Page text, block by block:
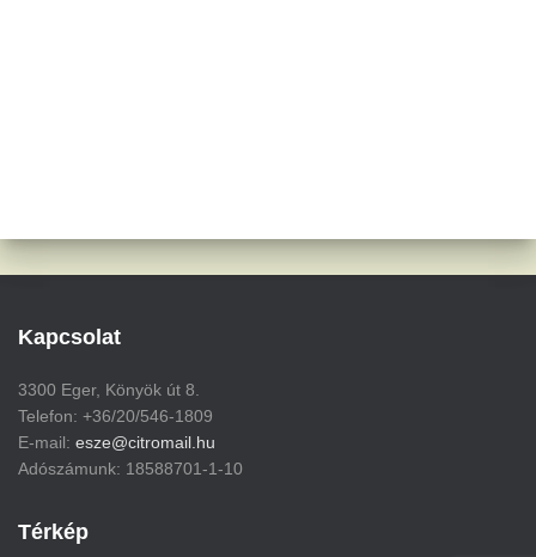
Kapcsolat
3300 Eger, Könyök út 8.
Telefon: +36/20/546-1809
E-mail: esze@citromail.hu
Adószámunk: 18588701-1-10
Térkép